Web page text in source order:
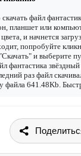
файл
планшет или
и начнется
попробуйте
и выберите
фантастика
раз файл
файла 641.48Kb.